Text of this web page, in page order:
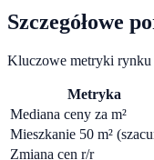
Szczegółowe
Kluczowe metryki rynku
Metryka
Mediana ceny za m²
Mieszkanie 50 m²
Zmiana cen r/r